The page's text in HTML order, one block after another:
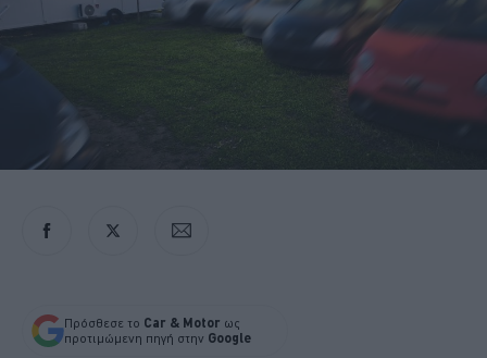
Πρόσθεσε το Car & Motor ως
προτιμώμενη πηγή στην Google